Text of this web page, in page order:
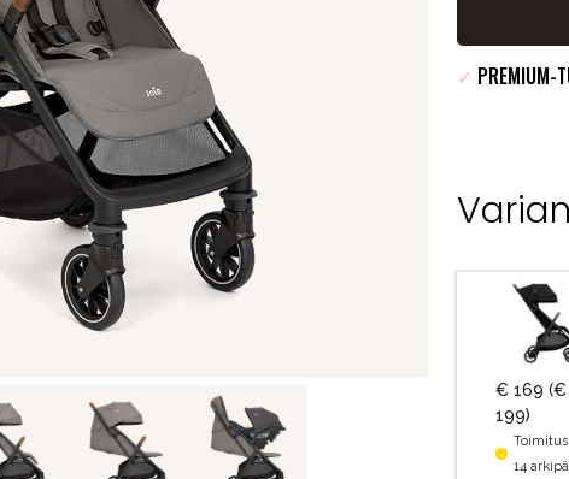
✓ PREMIUM-
€ 169 (€
199)
Toimitus
14